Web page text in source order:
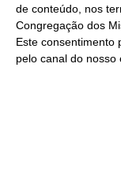
de conteúdo, nos
Congregação dos
Este consentimento
pelo canal do nosso